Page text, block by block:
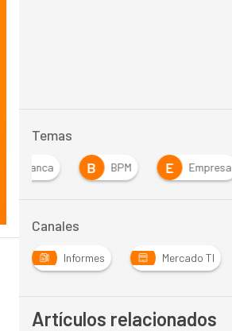
Temas
Banca B BPM E Empresa
Canales
Informes Mercado TI
Artículos relacionados